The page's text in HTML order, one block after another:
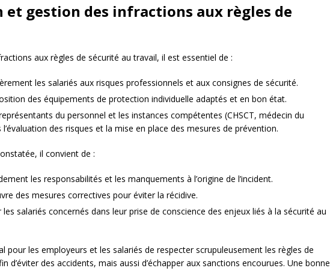
et gestion des infractions aux règles de
aux règles de sécurité au travail, il est essentiel de :
les salariés aux risques professionnels et aux consignes de sécurité.
des équipements de protection individuelle adaptés et en bon état.
du personnel et les instances compétentes (CHSCT, médecin du
des risques et la mise en place des mesures de prévention.
il convient de :
les responsabilités et les manquements à l’origine de l’incident.
des mesures correctives pour éviter la récidive.
salariés concernés dans leur prise de conscience des enjeux liés à la sécurité au
pour les employeurs et les salariés de respecter scrupuleusement les règles de
d’éviter des accidents, mais aussi d’échapper aux sanctions encourues. Une bonne